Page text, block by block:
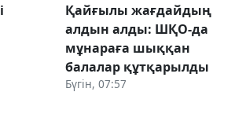
Қайғылы жағдайдың
алдын алды: ШҚО-да
мұнараға шыққан
балалар құтқарылды
Бүгін, 07:57